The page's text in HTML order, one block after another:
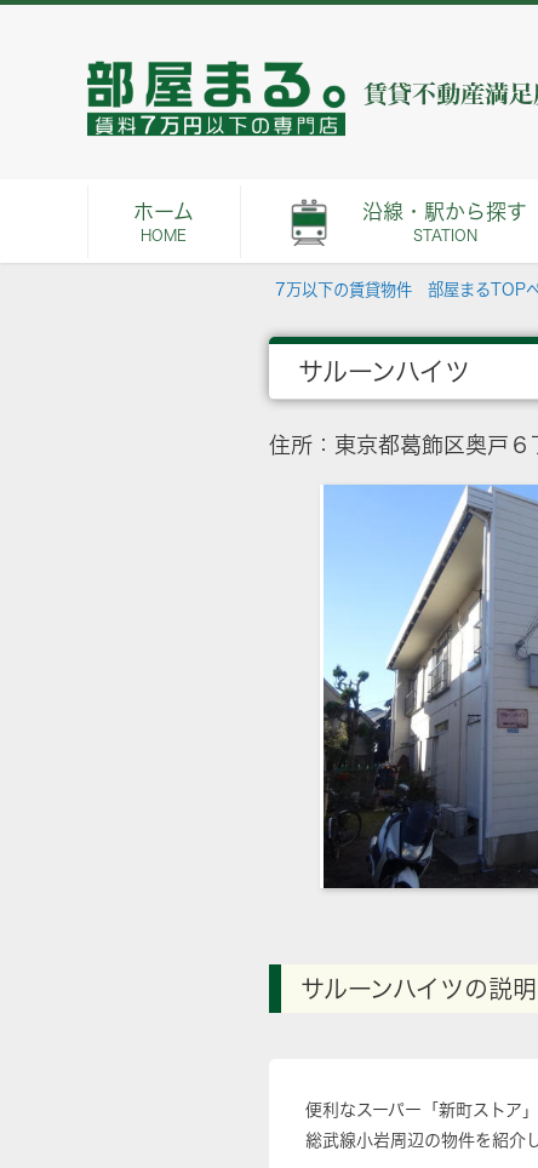
ホーム
HOME
沿線・駅から探す
STATION
7万以下の賃貸物件 部屋まるTOP
サルーンハイツ
住所：東京都葛飾区奥戸
サルーンハイツの説明
便利なスーパー「新町ストア
総武線小岩周辺の物件を紹介